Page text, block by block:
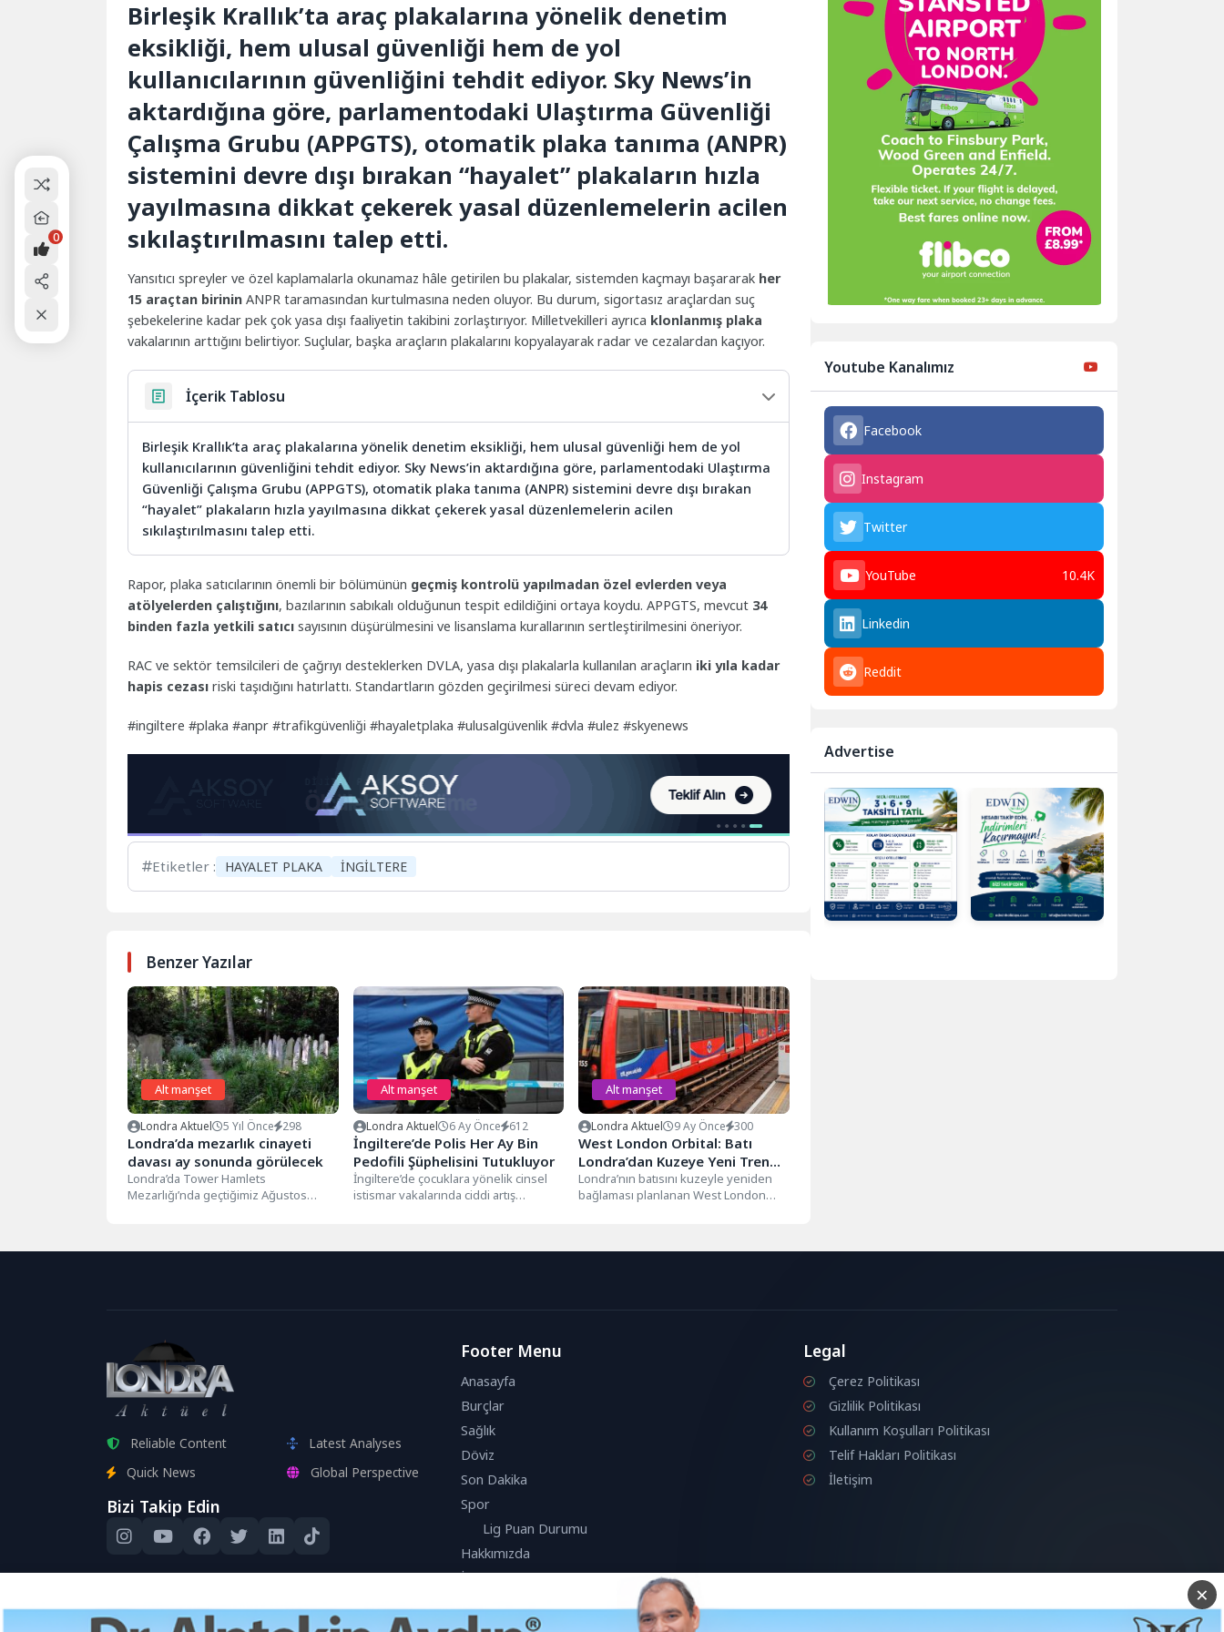
Birleşik Krallık’ta araç plakalarına yönelik denetim
eksikliği, hem ulusal güvenliği hem de yol
kullanıcılarının güvenliğini tehdit ediyor. Sky News’in
aktardığına göre, parlamentodaki Ulaştırma Güvenliği
Çalışma Grubu (APPGTS), otomatik plaka tanıma (ANPR)
sistemini devre dışı bırakan “hayalet” plakaların hızla
yayılmasına dikkat çekerek yasal düzenlemelerin acilen
sıkılaştırılmasını talep etti.
Yansıtıcı spreyler ve özel kaplamalarla okunamaz hâle getirilen bu plakalar, sistemden kaçmayı başararak her
15 araçtan birinin ANPR taramasından kurtulmasına neden oluyor. Bu durum, sigortasız araçlardan suç
şebekelerine kadar pek çok yasa dışı faaliyetin takibini zorlaştırıyor. Milletvekilleri ayrıca klonlanmış plaka
vakalarının arttığını belirtiyor. Suçlular, başka araçların plakalarını kopyalayarak radar ve cezalardan kaçıyor.
İçerik Tablosu
Birleşik Krallık’ta araç plakalarına yönelik denetim eksikliği, hem ulusal güvenliği hem de yol
kullanıcılarının güvenliğini tehdit ediyor. Sky News’in aktardığına göre, parlamentodaki Ulaştırma
Güvenliği Çalışma Grubu (APPGTS), otomatik plaka tanıma (ANPR) sistemini devre dışı bırakan
“hayalet” plakaların hızla yayılmasına dikkat çekerek yasal düzenlemelerin acilen
sıkılaştırılmasını talep etti.
Rapor, plaka satıcılarının önemli bir bölümünün geçmiş kontrolü yapılmadan özel evlerden veya
atölyelerden çalıştığını, bazılarının sabıkalı olduğunun tespit edildiğini ortaya koydu. APPGTS, mevcut 34
binden fazla yetkili satıcı sayısının düşürülmesini ve lisanslama kurallarının sertleştirilmesini öneriyor.
RAC ve sektör temsilcileri de çağrıyı desteklerken DVLA, yasa dışı plakalarla kullanılan araçların iki yıla kadar
hapis cezası riski taşıdığını hatırlattı. Standartların gözden geçirilmesi süreci devam ediyor.
#ingiltere #plaka #anpr #trafikgüvenliği #hayaletplaka #ulusalgüvenlik #dvla #ulez #skyenews
Etiketler : HAYALET PLAKA İNGİLTERE
Benzer Yazılar
Alt manşet
Londra Aktuel 5 Yıl Önce 298
Londra’da mezarlık cinayeti
davası ay sonunda görülecek
Londra’da Tower Hamlets
Mezarlığı’nda geçtiğimiz Ağustos
Alt manşet
Londra Aktuel 6 Ay Önce 612
İngiltere’de Polis Her Ay Bin
Pedofili Şüphelisini Tutukluyor
İngiltere’de çocuklara yönelik cinsel
istismar vakalarında ciddi artış
Alt manşet
Londra Aktuel 9 Ay Önce 300
West London Orbital: Batı
Londra’dan Kuzeye Yeni Tren
Hattı
Londra’nın batısını kuzeyle yeniden
bağlaması planlanan West London
Youtube Kanalımız
Facebook
Instagram
Twitter
YouTube 10.4K
Linkedin
Reddit
Advertise
Reliable Content
Latest Analyses
Quick News
Global Perspective
Bizi Takip Edin
Footer Menu
Anasayfa
Burçlar
Sağlık
Döviz
Son Dakika
Spor
Lig Puan Durumu
Hakkımızda
İletişim
Legal
Çerez Politikası
Gizlilik Politikası
Kullanım Koşulları Politikası
Telif Hakları Politikası
İletişim
0